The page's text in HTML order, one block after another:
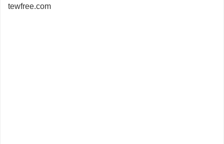
tewfree.com